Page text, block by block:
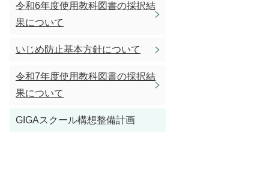
令和6年度使用教科図書の採択結
果について
いじめ防止基本方針について
令和7年度使用教科図書の採択結
果について
GIGAスクール構想整備計画